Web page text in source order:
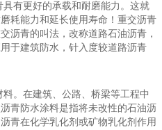
有更好的承载和耐磨能力。这就
耗能力和延长使用寿命！重交沥青
沥青的叫法，改称道路石油沥青，
于建筑防水，针入度较道路沥青
。在建筑、公路、桥梁等工程中
青防水涂料是指将未改性的石油沥
青在化学乳化剂或矿物乳化剂作用